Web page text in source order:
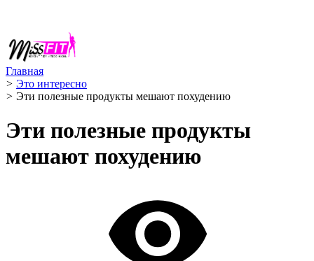
Главная
> Это интересно
> Эти полезные продукты мешают похудению
Эти полезные продукты
мешают похудению